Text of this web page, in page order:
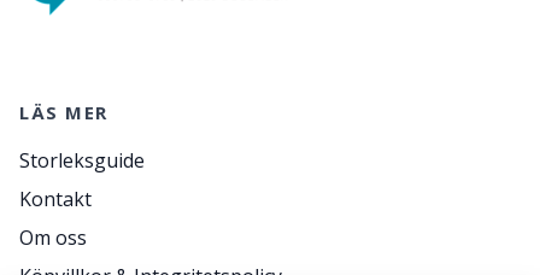
LÄS MER
Storleksguide
Kontakt
Om oss